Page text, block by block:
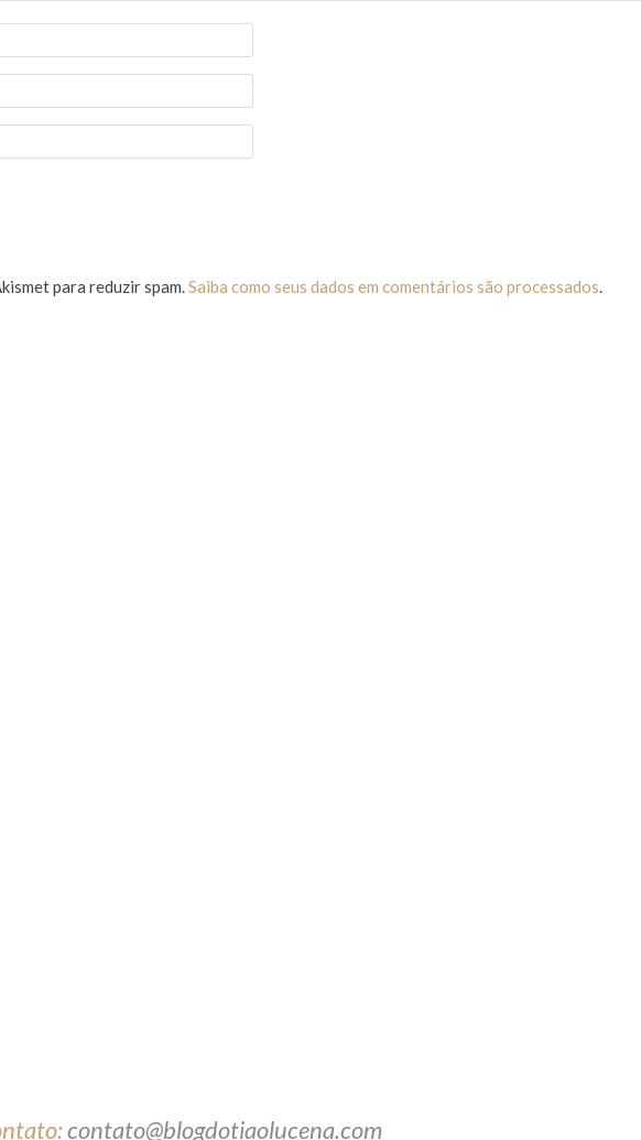
para reduzir spam.Saiba como seus dados em comentários são processados.
contato@blogdotiaolucena.com